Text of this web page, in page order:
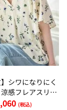
】シワになりにく
感フレアスリー
(税込)